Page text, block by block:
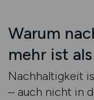
Warum
mehr ist
Nachhaltigkeit
– auch nicht in